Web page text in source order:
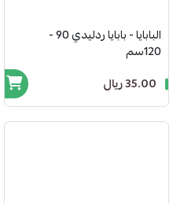
البابايا - بابايا ردليدي 90 -
120سم
35.00 ريال